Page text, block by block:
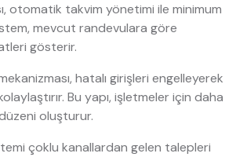
otomatik takvim yönetimi ile minimum
mevcut randevulara göre
gösterir.
hatalı girişleri engelleyerek
Bu yapı, işletmeler için daha
oluşturur.
çoklu kanallardan gelen talepleri